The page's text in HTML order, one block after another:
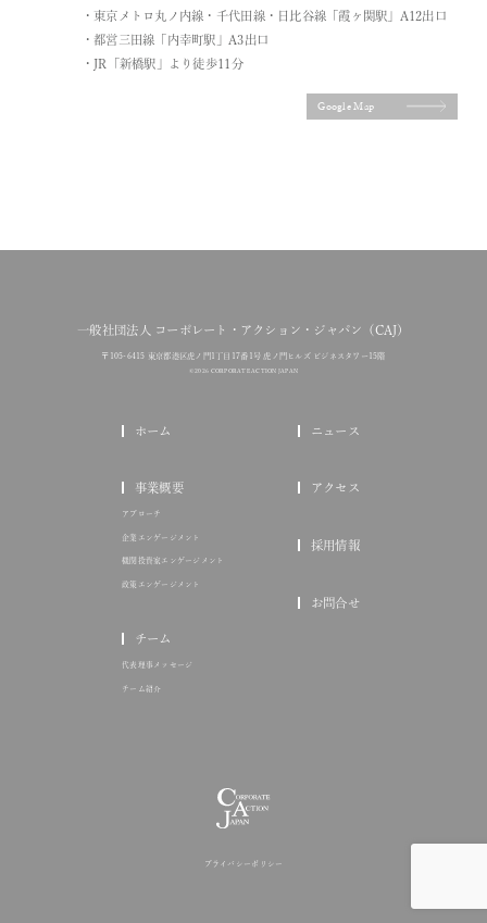
・東京メトロ丸ノ内線・千代田線・日比谷線「霞ヶ関駅」A12出口
・都営三田線「内幸町駅」A3出口
・JR「新橋駅」より徒歩11分
Google Map
一般社団法人 コーポレート・アクション・ジャパン（CAJ）
〒105-6415 東京都港区虎ノ門1丁目17番1号 虎ノ門ヒルズ ビジネスタワー15階
© 2026 CORPORATE ACTION JAPAN
ホーム
事業概要
アプローチ
企業エンゲージメント
機関投資家エンゲージメント
政策エンゲージメント
チーム
代表理事メッセージ
チーム紹介
ニュース
アクセス
採用情報
お問合せ
プライバシーポリシー